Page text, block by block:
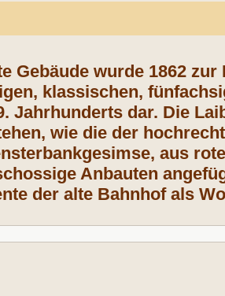
Gebäude wurde 1862 zur
klassischen,
Jahrhunderts dar. Die
wie die der
aus
Anbauten
der alte Bahnhof als